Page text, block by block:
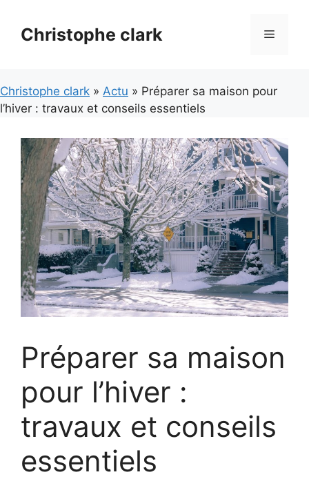
contenuChristophe clark Menu
Christophe clark » Actu » Préparer sa maison pour
l’hiver : travaux et conseils essentiels
Préparer sa maison
pour l’hiver :
travaux et conseils
essentiels